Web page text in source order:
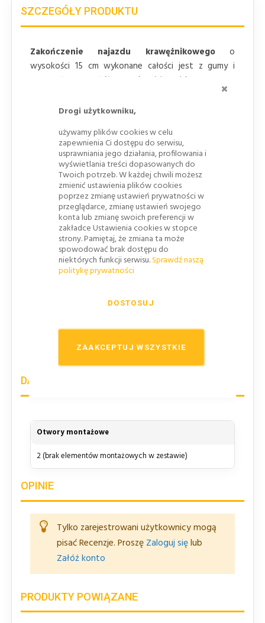
Drogi użytkowniku,
używamy plików cookies w celu
zapewnienia Ci dostępu do serwisu,
usprawniania jego działania, profilowania i
wyświetlania treści dopasowanych do
Twoich potrzeb. W każdej chwili możesz
zmienić ustawienia plików cookies
poprzez zmianę ustawień prywatności w
przeglądarce, zmianę ustawień swojego
konta lub zmianę swoich preferencji w
zakładce Ustawienia cookies w stopce
strony. Pamiętaj, że zmiana ta może
spowodować brak dostępu do
niektórych funkcji serwisu.Sprawdź naszą
politykę prywatności
ZAAKCEPTUJ WSZYSTKIE
DOSTOSUJ
SZCZEGÓŁY PRODUKTU
Zakończenie najazdu krawężnikowegoo
wysokości 15 cm wykonane całości jest z gumy i
wyposażony w żółte znakomicie widoczne nocą
Jest idealnym uzupełnieniem dla elementów
wewnętrznych podjazdu.
Zakończenie podjazdu krawężnikowego pozwala
na estetyczne i obłe zakończenie podjazdu.
Ułatwia bezpieczny wjazd dla wózków
inwalidzkich.
Gumowy najazd krawężnikowy wyposażony w
antypoślizgową nawierzchniępoprawiającą
bezpieczeństwo użytkowania.
Mocowanie na stałe zapewnia wyposażenie go w
odpowiednie otwory montażowe.
przeprowadzenia przewodów
poprawiają widoczność szczególnie w nocy.
DANE TECHNICZNE
Otwory montażowe
2 (brak elementów montażowych w zestawie)
OPINIE
Tylko zarejestrowani użytkownicy mogą
pisać Recenzje. Proszę Zaloguj sięlub
Załóż konto
PRODUKTY POWIĄZANE